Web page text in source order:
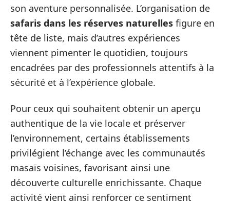
son aventure personnalisée. L’organisation de
safaris dans les réserves naturelles figure en
tête de liste, mais d’autres expériences
viennent pimenter le quotidien, toujours
encadrées par des professionnels attentifs à la
sécurité et à l’expérience globale.
Pour ceux qui souhaitent obtenir un aperçu
authentique de la vie locale et préserver
l’environnement, certains établissements
privilégient l’échange avec les communautés
masaïs voisines, favorisant ainsi une
découverte culturelle enrichissante. Chaque
activité vient ainsi renforcer ce sentiment